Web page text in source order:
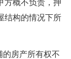
方概不负责，押
结构的情况下所
的房产所有权不